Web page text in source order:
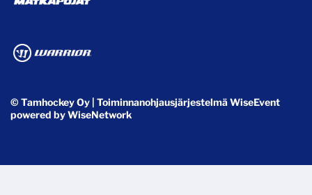
© Tamhockey Oy | ToiminnanohjausjärjestelmäWiseEvent
powered byWiseNetwork